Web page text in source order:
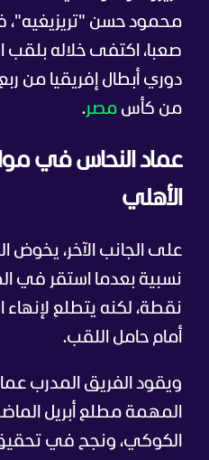
محمود حسن "تريزيغيه"،
صعبا، اكتفى خلاله بلقب
دوري أبطال إفريقيا من
من كأس مصر.
عماد النحاس في
الأهلي
على الجانب الآخر، يخوض
نقطة، لكنه يتطلع
أمام حامل اللقب.
ويقود الفريق المدرب
المهمة مطلع أبريل
الكوكي، ونجح في تحقيق